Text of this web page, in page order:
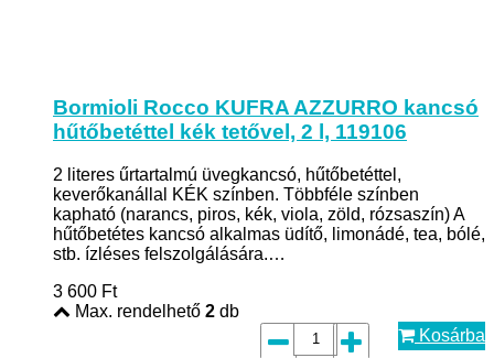
Bormioli Rocco KUFRA AZZURRO kancsó
hűtőbetéttel kék tetővel, 2 l, 119106
2 literes űrtartalmú üvegkancsó, hűtőbetéttel,
keverőkanállal KÉK színben. Többféle színben
kapható (narancs, piros, kék, viola, zöld, rózsaszín) A
hűtőbetétes kancsó alkalmas üdítő, limonádé, tea, bólé,
stb. ízléses felszolgálására.…
3 600 Ft
Max. rendelhető 2 db
Kosárba